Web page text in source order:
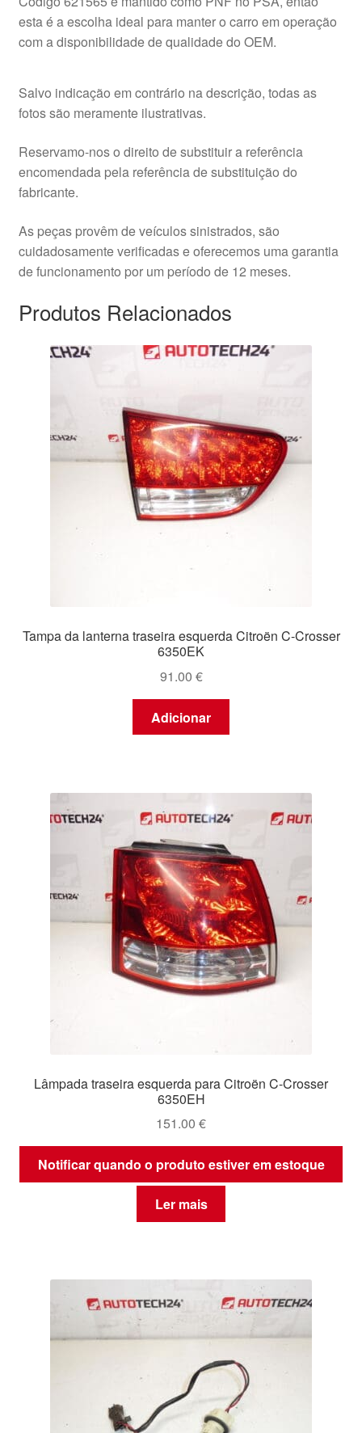
esta é a escolha ideal para manter o carro em operação
com a disponibilidade de qualidade do OEM.
Salvo indicação em contrário na descrição, todas as
fotos são meramente ilustrativas.
Reservamo-nos o direito de substituir a referência
encomendada pela referência de substituição do
fabricante.
As peças provêm de veículos sinistrados, são
cuidadosamente verificadas e oferecemos uma garantia
de funcionamento por um período de 12 meses.
Produtos Relacionados
Tampa da lanterna traseira esquerda Citroën C-Crosser
6350EK
91.00 €
Adicionar
Lâmpada traseira esquerda para Citroën C-Crosser
6350EH
151.00 €
Notificar quando o produto estiver em estoque
Ler mais